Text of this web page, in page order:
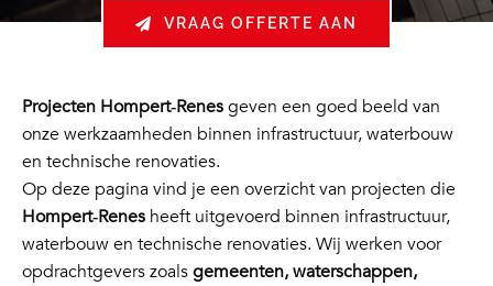
VRAAG OFFERTE AAN
Projecten Hompert‑Renesgeven een goed beeld van
onze werkzaamheden binnen infrastructuur, waterbouw
en technische renovaties.
Op deze pagina vind je een overzicht van projecten die
Hompert‑Renesheeft uitgevoerd binnen infrastructuur,
waterbouw en technische renovaties. Wij werken voor
opdrachtgevers zoalsgemeenten, waterschappen,